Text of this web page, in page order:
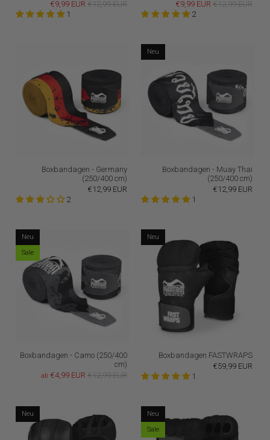
€9,99 EUR €12,99 EUR
1
€9,99 EUR €12,99 EUR
2
Boxbandagen - Germany
(250/400 cm)
€12,99 EUR
2
Neu
Boxbandagen - Muay Thai
(250/400 cm)
€12,99 EUR
1
Neu
Sale
Boxbandagen - Camo (250/400
cm)
ab €4,99 EUR €12,99 EUR
Neu
Boxbandagen FASTWRAPS
€59,99 EUR
1
Neu
Neu
Sale